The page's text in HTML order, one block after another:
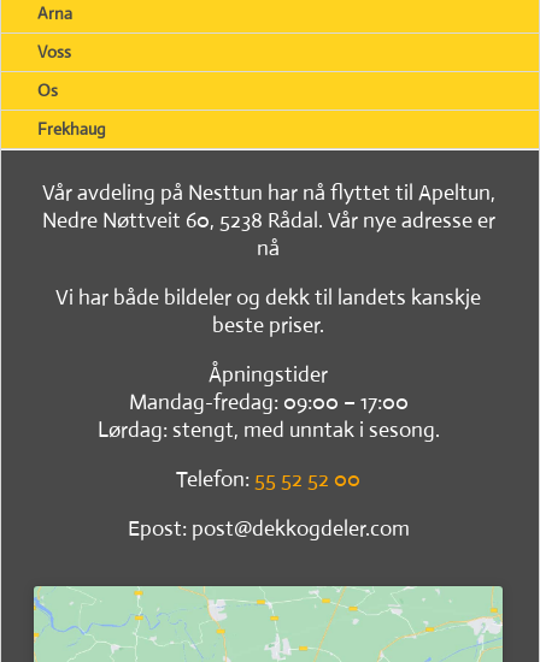
Arna
Voss
Os
Frekhaug
Vår avdeling på Nesttun har nå flyttet til Apeltun,
Nedre Nøttveit 60, 5238 Rådal. Vår nye adresse er
nå
Vi har både bildeler og dekk til landets kanskje
beste priser.
Åpningstider
Mandag-fredag: 09:00 – 17:00
Lørdag: stengt, med unntak i sesong.
Telefon: 55 52 52 00
Epost: post@dekkogdeler.com